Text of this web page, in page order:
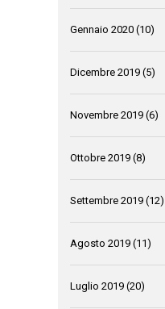
Gennaio 2020 (10)
Dicembre 2019 (5)
Novembre 2019 (6)
Ottobre 2019 (8)
Settembre 2019 (12)
Agosto 2019 (11)
Luglio 2019 (20)